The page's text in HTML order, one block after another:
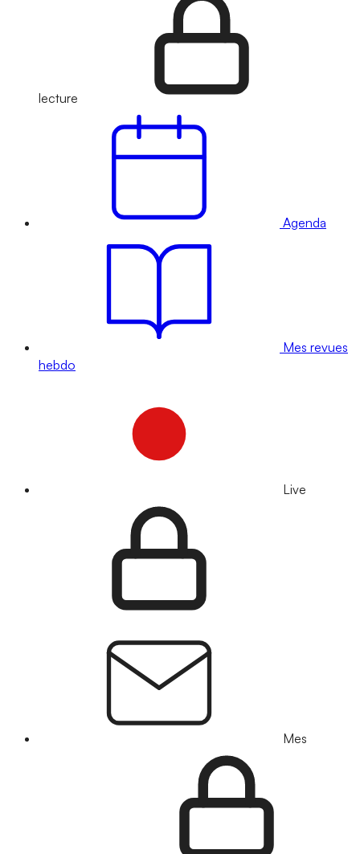
lecture
Agenda
Mes revues
hebdo
Live
Mes